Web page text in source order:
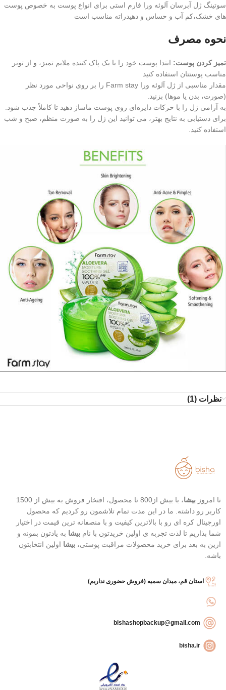
سوتینگ ژل آبرسان آلوئه ورا فارم استی برای انواع پوست به خصوص پوست
های خشک،کم آب و حساس و دهیدراته مناسب است
نحوه مصرف
تمیز کردن پوست: ابتدا پوست خود را با یک پاک کننده ملایم تمیز، و از تونر
مناسب پوستتان استفاده کنید
مقدار مناسبی از ژل آلوئه ورا Farm stay را بر روی نواحی مورد نظر
(صورت، بدن یا موها) بزنید.
به آرامی ژل را با حرکات دایره‌ای روی پوست ماساژ دهید تا کاملاً جذب شود.
برای دستیابی به نتایج بهتر، می توانید این ژل را به صورت منظم، صبح و شب
استفاده کنید.
نظرات (1)
تا امروز بیشا
، با بیش از800 تا محصول، افتخار فروش به بیش از 1500
کاربر رو داشته. ما در این مدت تمام تلاشمون رو کردیم که محصول
اورجینال کره ای رو با بالاترین کیفیت و با منصفانه ترین قیمت در اختیار
شما بذاریم تا لذت تجربه ی اولین خریدتون با نام بیشا به یادتون بمونه و
ازین به بعد برای خرید محصولات مراقبت پوستی، بیشا اولین انتخابتون
باشه.
استان قم، میدان سمیه (فروش حضوری نداریم)
bisha.ir